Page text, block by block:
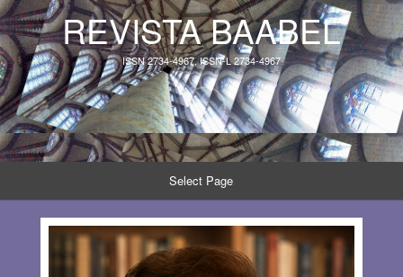
REVISTA BAABEL
ISSN 2734-4967, ISSN-L 2734-4967
Select Page